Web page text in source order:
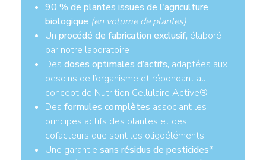
90 % de plantes issues de l'agriculture
biologique (en volume de plantes)
Un procédé de fabrication exclusif, élaboré
par notre laboratoire
Des doses optimales d’actifs, adaptées aux
besoins de l’organisme et répondant au
concept de Nutrition Cellulaire Active®
Des formules complètes associant les
principes actifs des plantes et des
cofacteurs que sont les oligoéléments
Une garantie sans résidus de pesticides*